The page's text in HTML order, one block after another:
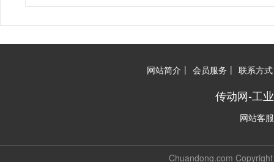
网站简介 | 会员服务 | 联系方式
传动网-工
网站客服
Chuandong.com